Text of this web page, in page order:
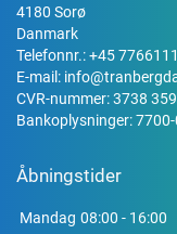
4180 Sorø
Danmark
Telefonnr.:+45
E-mail:
CVR-nummer: 3738
Bankoplysninger:
Åbningstider
Mandag 08:00 - 16:00